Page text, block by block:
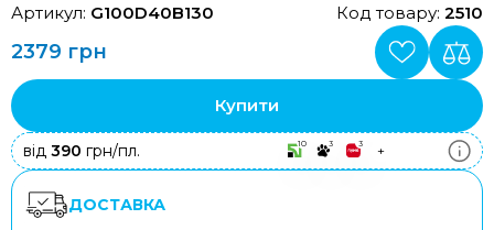
Артикул: G100D40B130 Код товару: 2510
2379 грн
Купити
від 390 грн/пл. 10 3 3 +
ДОСТАВКА